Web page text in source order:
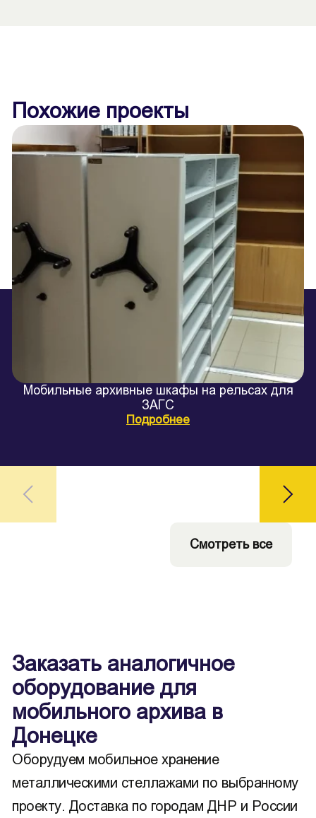
Похожие проекты
Мобильные архивные шкафы на рельсах для
ЗАГС
Подробнее
Смотреть все
Заказать аналогичное
оборудование для
мобильного архива в
Донецке
Оборудуем мобильное хранение
металлическими стеллажами по выбранному
проекту. Доставка по городам ДНР и России